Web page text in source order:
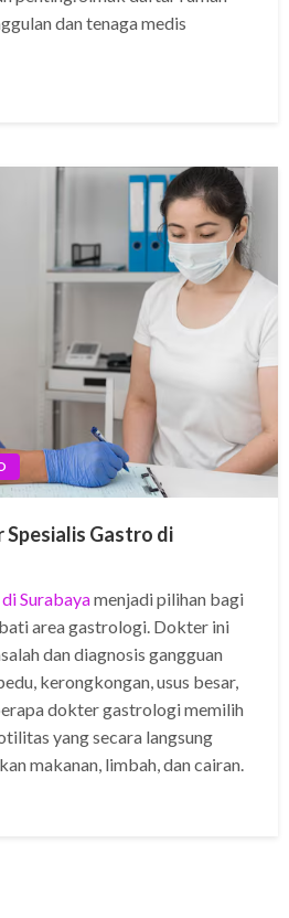
dan tenaga medis
Gastro di
Surabayamenjadi pilihan bagi
area gastrologi. Dokter ini
dan diagnosis gangguan
kerongkongan, usus besar,
dokter gastrologi memilih
yang secara langsung
makanan, limbah, dan cairan.